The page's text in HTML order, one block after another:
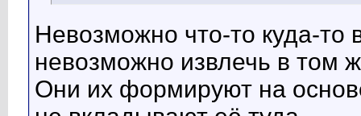
Невозможно что-то куда-то
невозможно извлечь в том
Они их формируют на